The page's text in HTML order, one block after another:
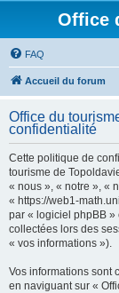
Office
FAQ
Accueil du forum
Office du
confidentialité
Cette politique de
tourisme de
« nous », « notre », «
« https://web1-
par « logiciel phpBB »
collectées lors des
« vos informations »).
Vos informations sont
en naviguant sur «